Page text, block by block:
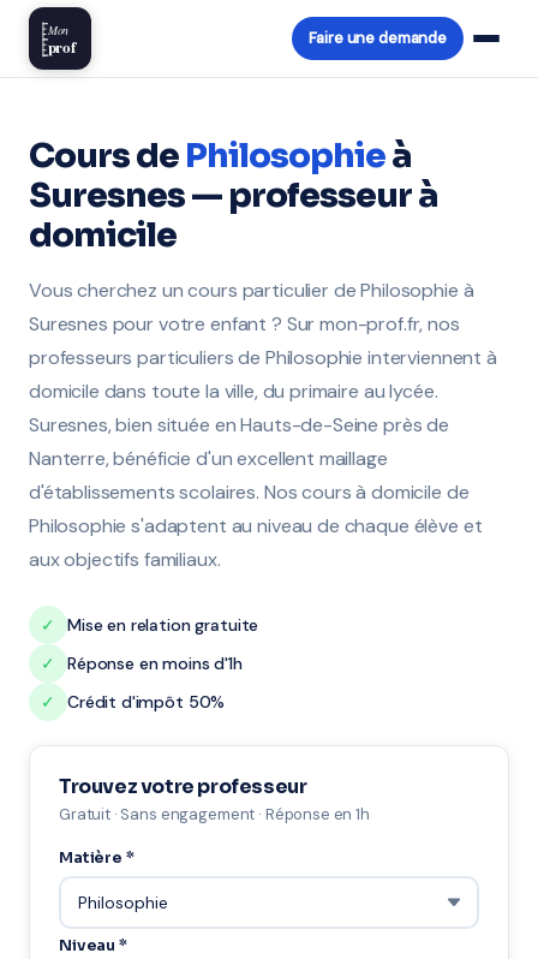
Mon
prof Faire une demande
Cours de Philosophieà
Suresnes — professeur à
domicile
Vous cherchez un cours particulier de Philosophie à
Suresnes pour votre enfant ? Sur mon-prof.fr, nos
professeurs particuliers de Philosophie interviennent à
domicile dans toute la ville, du primaire au lycée.
Suresnes, bien située en Hauts-de-Seine près de
Nanterre, bénéficie d'un excellent maillage
d'établissements scolaires. Nos cours à domicile de
Philosophie s'adaptent au niveau de chaque élève et
aux objectifs familiaux.
✓
Mise en relation gratuite
✓
Réponse en moins d'1h
✓
Crédit d'impôt 50%
Trouvez votre professeur
Gratuit · Sans engagement · Réponse en 1h
Matière *
Niveau *